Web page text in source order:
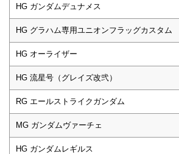
HG ガンダムデュナメス
HG グラハム専用ユニオンフラッグカスタム
HG オーライザー
HG 流星号（グレイズ改弐）
RG エールストライクガンダム
MG ガンダムヴァーチェ
HG ガンダムレギルス